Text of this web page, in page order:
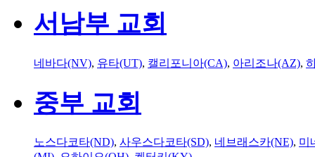
서남부 교회
네바다(NV), 유타(UT), 캘리포니아(CA), 아리조나(AZ),
중부 교회
노스다코타(ND), 사우스다코타(SD), 네브래스카(NE), 미